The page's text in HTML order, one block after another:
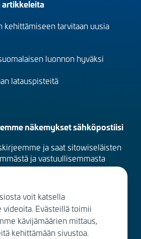
artikkeleita
kehittämiseen tarvitaan uusia
luonnon hyväksi
latauspisteitä
näkemykset sähköpostiisi
ja saat sitowiseläisten
ja vastuullisemmasta
sähköpostiisi kuukausittain.
voit katsella
videoita. Evästeillä toimii
kävijämäärien mittaus,
kehittämään sivustoa.